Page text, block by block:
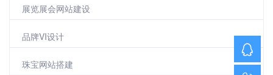
展览展会网站建设
品牌VI设计
珠宝网站搭建